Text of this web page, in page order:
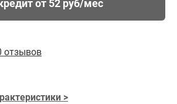
от 52 руб/мес
отзывов
>